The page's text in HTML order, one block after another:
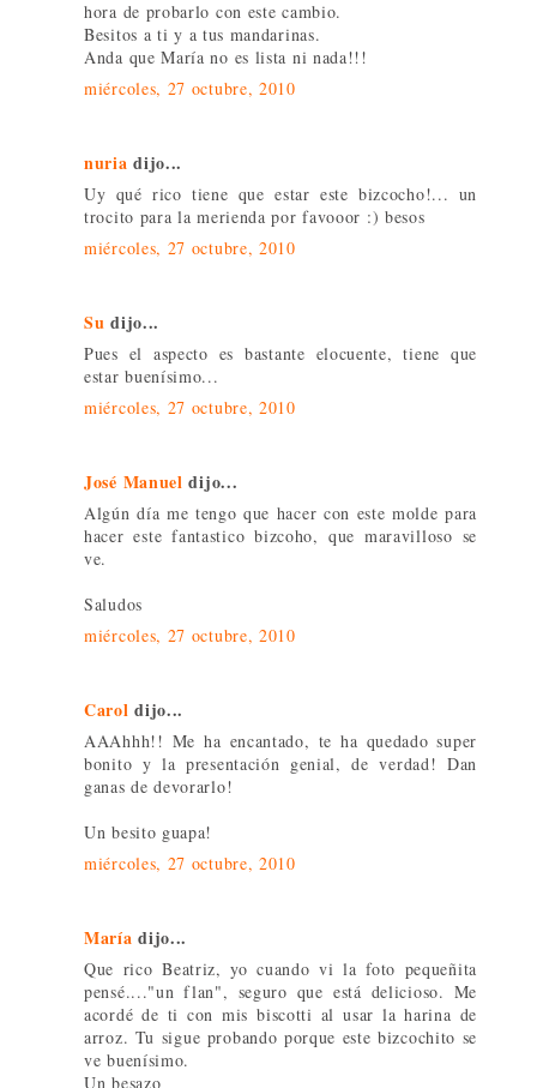
hora de probarlo con este cambio.
Besitos a ti y a tus mandarinas.
Anda que María no es lista ni nada!!!
miércoles, 27 octubre, 2010
nuria dijo...
Uy qué rico tiene que estar este bizcocho!... un
trocito para la merienda por favooor :) besos
miércoles, 27 octubre, 2010
Su dijo...
Pues el aspecto es bastante elocuente, tiene que
estar buenísimo...
miércoles, 27 octubre, 2010
José Manuel dijo...
Algún día me tengo que hacer con este molde para
hacer este fantastico bizcoho, que maravilloso se
ve.
Saludos
miércoles, 27 octubre, 2010
Carol dijo...
AAAhhh!! Me ha encantado, te ha quedado super
bonito y la presentación genial, de verdad! Dan
ganas de devorarlo!
Un besito guapa!
miércoles, 27 octubre, 2010
María dijo...
Que rico Beatriz, yo cuando vi la foto pequeñita
pensé...."un flan", seguro que está delicioso. Me
acordé de ti con mis biscotti al usar la harina de
arroz. Tu sigue probando porque este bizcochito se
ve buenísimo.
Un besazo